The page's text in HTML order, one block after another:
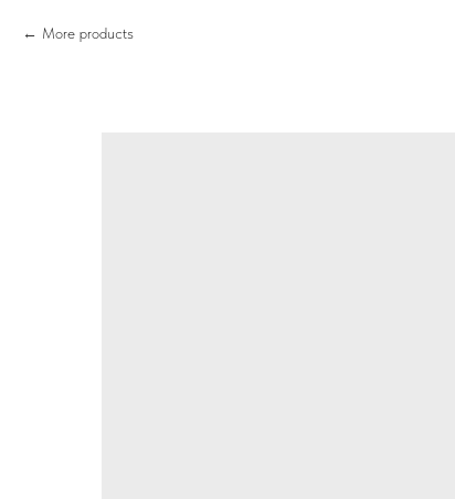
More products